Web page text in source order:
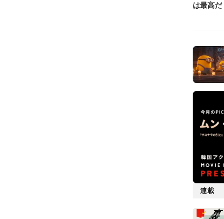
は最高だ
連載